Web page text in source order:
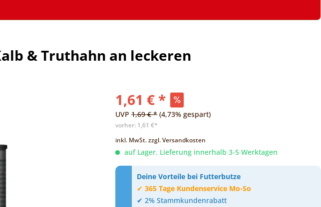
& Truthahn an leckeren
1,61 € *
UVP1,69 € * (4,73% gespart)
vorher: 1,61 €*
inkl. MwSt.zzgl. Versandkosten
auf Lager. Lieferung innerhalb 3-5 Werktagen
Deine Vorteile bei Futterbutze
✔365 Tage Kundenservice Mo-So
✔ 2% Stammkundenrabatt